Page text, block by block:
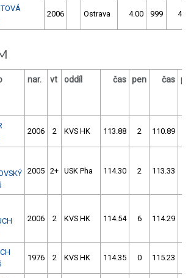
2006 Ostrava 4.00 999
nar. vt oddíl čas pen čas
2006 2 KVS HK 113.88 2 110.89
2005 2+ USK Pha 114.30 2 113.33
2006 2 KVS HK 114.54 6 114.29
1976 2 KVS HK 114.35 0 115.23